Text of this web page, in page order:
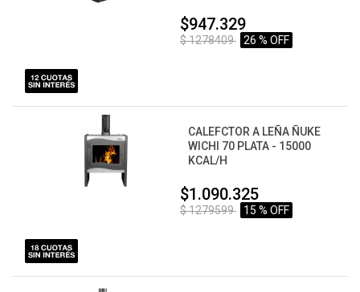
$947.329
$ 1278409 26 % OFF
CALEFCTOR A LEÑA ÑUKE
WICHI 70 PLATA - 15000
KCAL/H
$1.090.325
$ 1279599 15 % OFF